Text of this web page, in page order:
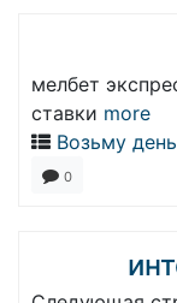
мелбет
ставки more
Возьму
0